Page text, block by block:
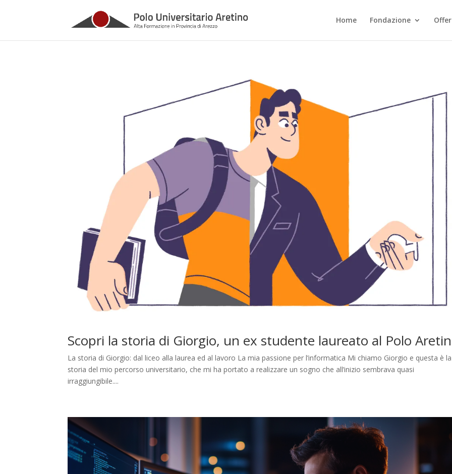
Home Fondazione
Scopri la storia di Giorgio, un ex studente laureato al Polo
La storia di Giorgio: dal liceo alla laurea ed al lavoro La mia passione per l’informatica Mi chiamo Giorgio e questa è la
storia del mio percorso universitario, che mi ha portato a realizzare un sogno che all’inizio sembrava quasi
irraggiungibile....